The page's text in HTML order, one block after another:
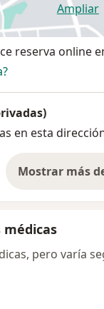
Ampliar
se
reserva online
en esta
Mostrar más
pero varía